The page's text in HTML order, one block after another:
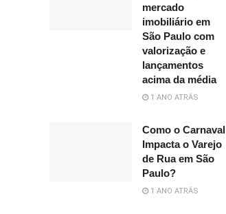
mercado
imobiliário em
São Paulo com
valorização e
lançamentos
acima da média
1 ANO ATRÁS
Como o Carnaval
Impacta o Varejo
de Rua em São
Paulo?
1 ANO ATRÁS